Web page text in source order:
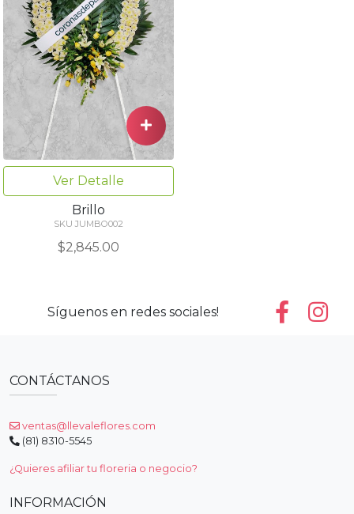
Ver Detalle
Brillo
SKU JUMBO002
$2,845.00
Síguenos en redes sociales!
CONTÁCTANOS
ventas@llevaleflores.com
(81) 8310-5545
¿Quieres afiliar tu floreria o negocio?
INFORMACIÓN